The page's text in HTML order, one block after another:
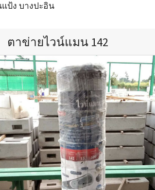
ป้ง บางปะอิน
ตาข่ายไวน์แมน 142